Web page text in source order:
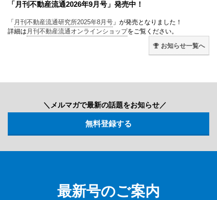
「月刊不動産流通2026年9月号」発売中！
「 月刊不動産流通研究所2025年8月号 」が発売となりました！
詳細は 月刊不動産流通オンラインショップをご覧ください。
お知らせ一覧へ
＼メルマガで最新の話題をお知らせ／
最新号のご案内